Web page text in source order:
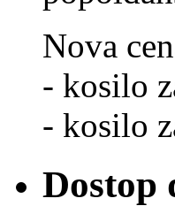
Nova
- kosilo
- kosilo
Dostop